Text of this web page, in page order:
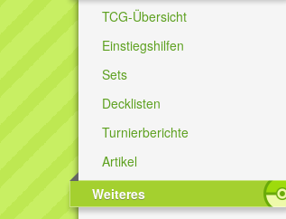
TCG-Übersicht
Einstiegshilfen
Sets
Decklisten
Turnierberichte
Artikel
Weiteres